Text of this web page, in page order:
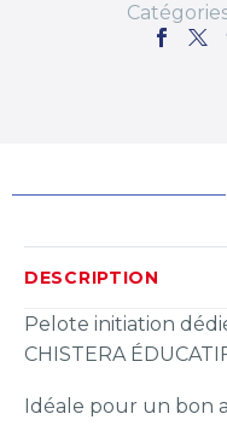
DESCRIPTION
Pelote initiation
CHISTERA
Idéale pour un bon